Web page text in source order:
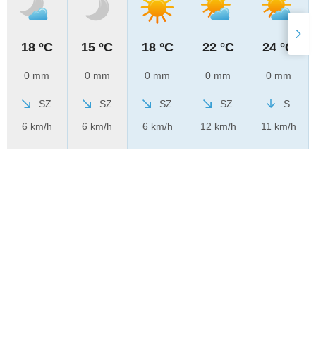
18 °C
0 mm
SZ
6 km/h
15 °C
0 mm
SZ
6 km/h
18 °C
0 mm
SZ
6 km/h
22 °C
0 mm
SZ
12 km/h
24 °C
0 mm
S
11 km/h